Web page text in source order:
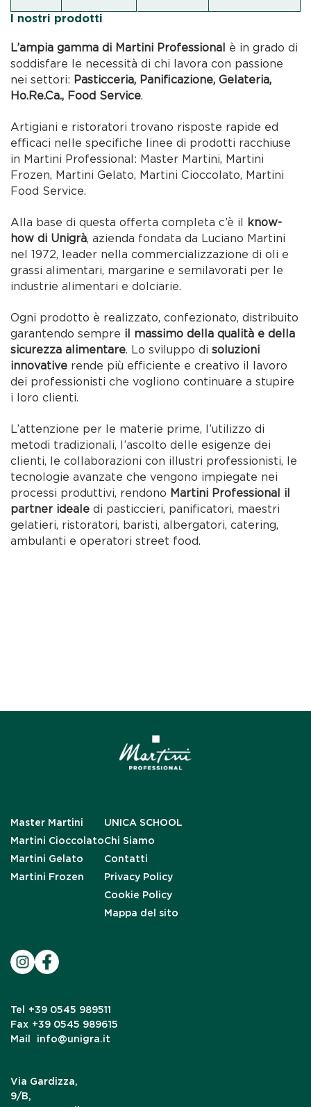
I nostri prodotti
L’ampia gamma di Martini Professional è in grado di
soddisfare le necessità di chi lavora con passione
nei settori: Pasticceria, Panificazione, Gelateria,
Ho.Re.Ca., Food Service.
Artigiani e ristoratori trovano risposte rapide ed
efficaci nelle specifiche linee di prodotti racchiuse
in Martini Professional: Master Martini, Martini
Frozen, Martini Gelato, Martini Cioccolato, Martini
Food Service.
Alla base di questa offerta completa c’è il know-
how di Unigrà, azienda fondata da Luciano Martini
nel 1972, leader nella commercializzazione di oli e
grassi alimentari, margarine e semilavorati per le
industrie alimentari e dolciarie.
Ogni prodotto è realizzato, confezionato, distribuito
garantendo sempre il massimo della qualità e della
sicurezza alimentare. Lo sviluppo disoluzioni
innovative rende più efficiente e creativo il lavoro
dei professionisti che vogliono continuare a stupire
i loro clienti.
L’attenzione per le materie prime, l’utilizzo di
metodi tradizionali, l’ascolto delle esigenze dei
clienti, le collaborazioni con illustri professionisti, le
tecnologie avanzate che vengono impiegate nei
processi produttivi, rendono Martini Professional il
partner ideale di pasticcieri, panificatori, maestri
gelatieri, ristoratori, baristi, albergatori, catering,
ambulanti e operatori street food.
Master Martini
Martini Cioccolato
Martini Gelato
Martini Frozen
UNICA SCHOOL
Chi Siamo
Contatti
Privacy Policy
Cookie Policy
Mappa del sito
Tel
+39 0545 989511
Fax +39 0545 989615
Mail
info@unigra.it
Via Gardizza,
9/B,